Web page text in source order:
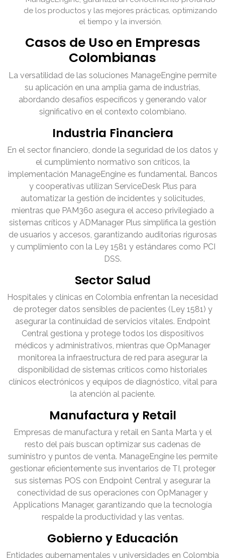
de los productos y las mejores prácticas, optimizando
el tiempo y la inversión.
Casos de Uso en Empresas
Colombianas
La versatilidad de las soluciones ManageEngine permite
su aplicación en una amplia gama de industrias,
abordando desafíos específicos y generando valor
significativo en el contexto colombiano.
Industria Financiera
En el sector financiero, donde la seguridad de los datos y
el cumplimiento normativo son críticos, la
implementación ManageEngine es fundamental. Bancos
y cooperativas utilizan ServiceDesk Plus para
automatizar la gestión de incidentes y solicitudes,
mientras que PAM360 asegura el acceso privilegiado a
sistemas críticos y ADManager Plus simplifica la gestión
de usuarios y accesos, garantizando auditorías rigurosas
y cumplimiento con la Ley 1581 y estándares como PCI
DSS.
Sector Salud
Hospitales y clínicas en Colombia enfrentan la necesidad
de proteger datos sensibles de pacientes (Ley 1581) y
asegurar la continuidad de servicios vitales. Endpoint
Central gestiona y protege todos los dispositivos
médicos y administrativos, mientras que OpManager
monitorea la infraestructura de red para asegurar la
disponibilidad de sistemas críticos como historiales
clínicos electrónicos y equipos de diagnóstico, vital para
la atención al paciente.
Manufactura y Retail
Empresas de manufactura y retail en Santa Marta y el
resto del país buscan optimizar sus cadenas de
suministro y puntos de venta. ManageEngine les permite
gestionar eficientemente sus inventarios de TI, proteger
sus sistemas POS con Endpoint Central y asegurar la
conectividad de sus operaciones con OpManager y
Applications Manager, garantizando que la tecnología
respalde la productividad y las ventas.
Gobierno y Educación
Entidades gubernamentales y universidades en Colombia